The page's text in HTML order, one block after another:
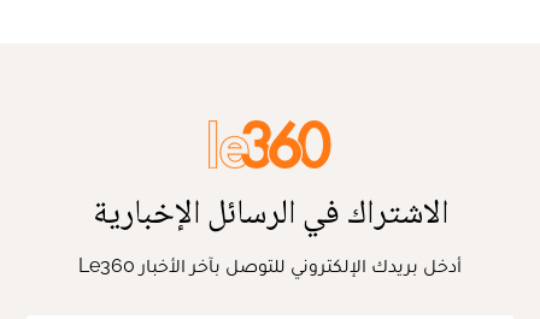
الاشتراك في الرسائل الإخبارية
أدخل بريدك الإلكتروني للتوصل بآخر الأخبار Le360